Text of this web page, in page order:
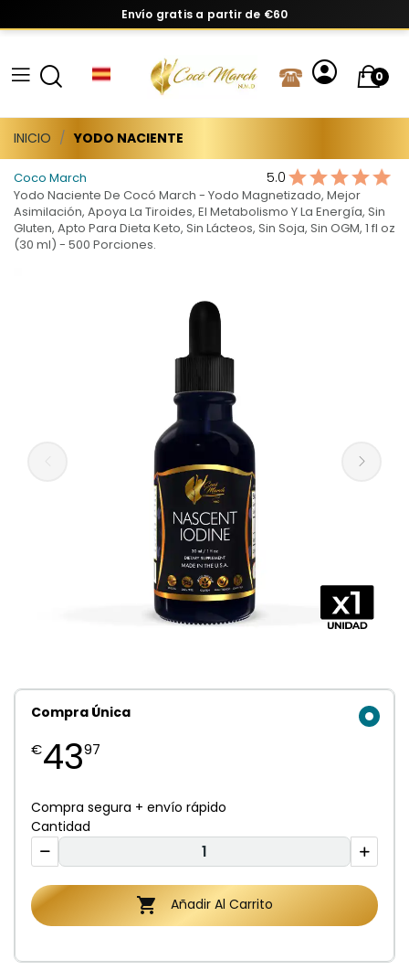
Envío gratis a partir de €60
0
INICIO YODO NACIENTE
Coco March 5.0
Yodo Naciente De Cocó March - Yodo Magnetizado, Mejor
Asimilación, Apoya La Tiroides, El Metabolismo Y La Energía, Sin
Gluten, Apto Para Dieta Keto, Sin Lácteos, Sin Soja, Sin OGM, 1 fl oz
(30 ml) - 500 Porciones.
Compra Única
€4397
Compra segura + envío rápido
Cantidad
 Añadir Al Carrito